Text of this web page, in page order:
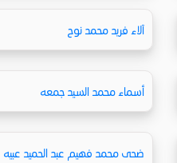
آلاء فريد محمد نوح
أسماء محمد السيد جمعه
ضحى محمد فهيم عبد الحميد عبيه